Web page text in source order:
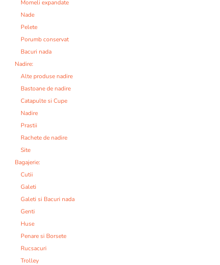
Momeli expandate
Nade
Pelete
Porumb conservat
Bacuri nada
Nadire:
Alte produse nadire
Bastoane de nadire
Catapulte si Cupe
Nadire
Prastii
Rachete de nadire
Site
Bagajerie:
Cutii
Galeti
Galeti si Bacuri nada
Genti
Huse
Penare si Borsete
Rucsacuri
Trolley